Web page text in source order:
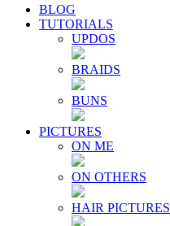
BLOG
TUTORIALS
UPDOS
BRAIDS
BUNS
PICTURES
ON ME
ON OTHERS
HAIR PICTURES